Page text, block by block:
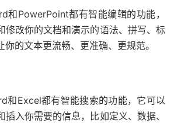
和PowerPoint都有智能编辑的功能，
修改你的文档和演示的语法、拼写、标
你的文本更流畅、更准确、更规范。
和Excel都有智能搜索的功能，它可以
入你需要的信息，比如定义、数据、